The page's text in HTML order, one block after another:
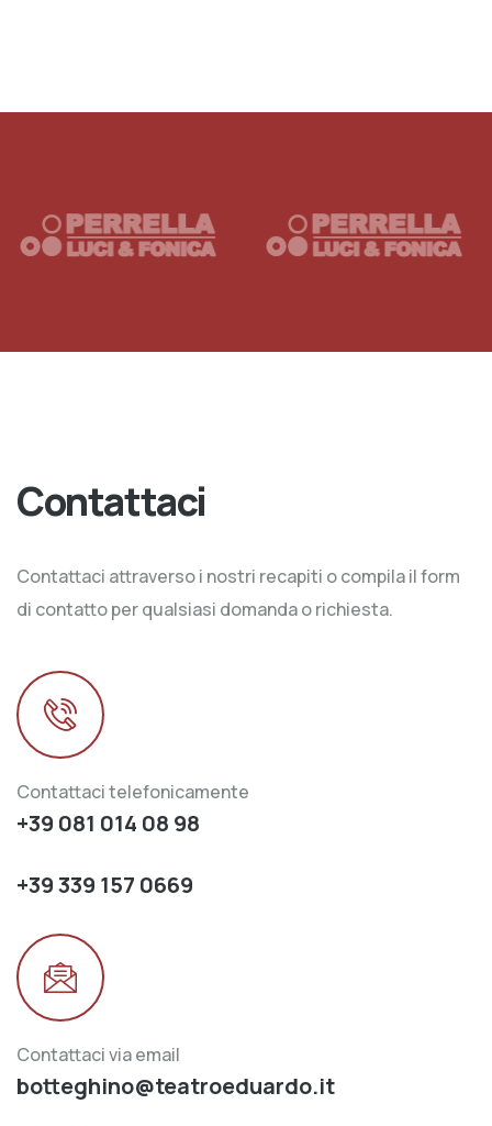
Contattaci
Contattaci attraverso i nostri recapiti o compila il form
di contatto per qualsiasi domanda o richiesta.
Contattaci telefonicamente
+39 081 014 08 98
+39 339 157 0669
Contattaci via email
botteghino@teatroeduardo.it